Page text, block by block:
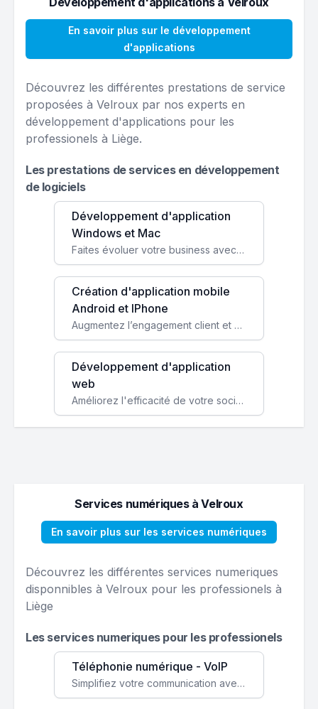
En savoir plus sur le développement
d'applications
Découvrez les différentes prestations de service
proposées à Velroux par nos experts en
développement d'applications pour les
professionels à Liège.
Les prestations de services en développement
de logiciels
Développement d'application
Windows et Mac
Faites évoluer votre business avec des solutions logicielles personnalisées, parfaitement adaptées à vos besoins spécifiques.
Création d'application mobile
Android et IPhone
Augmentez l’engagement client et simplifiez vos processus avec une application mobile sur mesure, disponible sur iOS et Android.
Développement d'application
web
Améliorez l'efficacité de votre société avec une application web personnalisée accessible partout et tout le temps.
Services numériques à Velroux
En savoir plus sur les services numériques
Découvrez les différentes services numeriques
disponnibles à Velroux pour les professionels à
Liège
Les services numeriques pour les professionels
Téléphonie numérique - VoIP
Simplifiez votre communication avec une solution VoIP flexible, économique et adaptée à vos besoins professionnels.